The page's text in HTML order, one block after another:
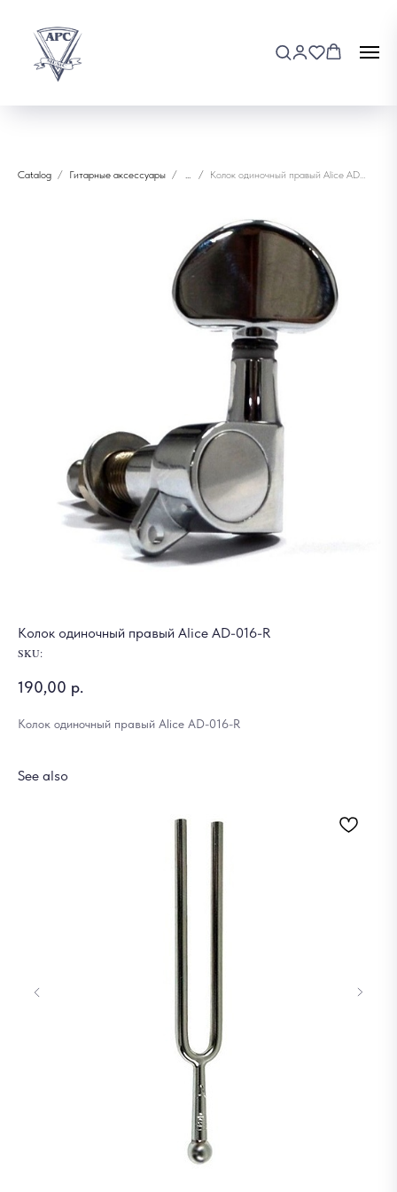
Catalog Гитарные аксессуары ... Колок одиночный правый Alice AD-016-R
Колок одиночный правый Alice AD-016-R
SKU:
190,00 р.
Колок одиночный правый Alice AD-016-R
See also